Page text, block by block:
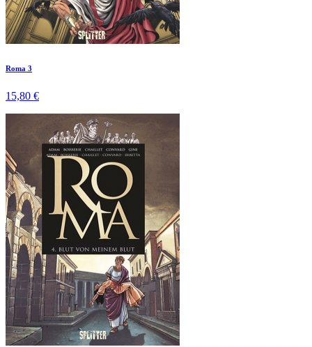
Roma 3
15,80 €